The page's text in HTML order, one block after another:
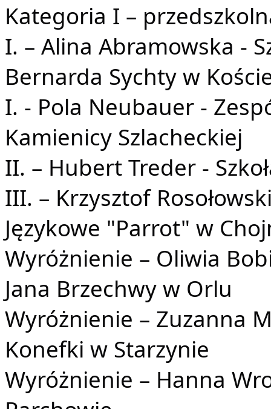
Kategoria I –
I. – Alina Abramowska -
Bernarda Sychty w
I. - Pola Neubauer -
Kamienicy Szlacheckiej
II. – Hubert Treder -
III. – Krzysztof
Językowe "Parrot" w
Wyróżnienie – Oliwia
Jana Brzechwy w Orlu
Wyróżnienie – Zuzanna
Konefki w Starzynie
Wyróżnienie – Hanna